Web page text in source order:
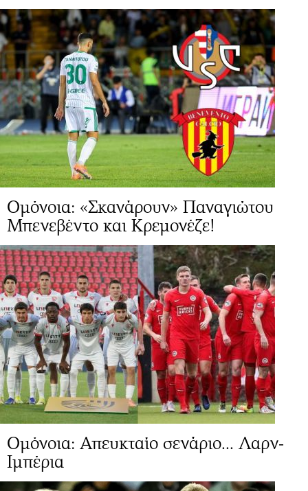
Ομόνοια: «Σκανάρουν» Παναγιώτου
Μπενεβέντο και Κρεμονέζε!
Ομόνοια: Απευκταίο σενάριο... Λαρν-
Ιμπέρια